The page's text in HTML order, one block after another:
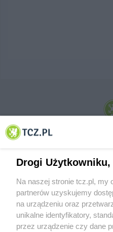
© 2001-2026 Tczew - TCZ.PL Sp. z
Drogi Użytkowniku,
Na naszej stronie tcz.pl, my
partnerów uzyskujemy
na urządzeniu oraz
unikalne identyfikatory,
przez urządzenie czy dane